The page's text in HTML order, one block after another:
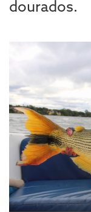
dourados.